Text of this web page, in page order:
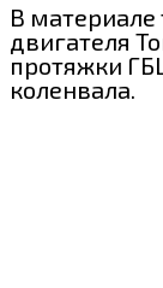
В
двигателя
протяжки
коленвала.